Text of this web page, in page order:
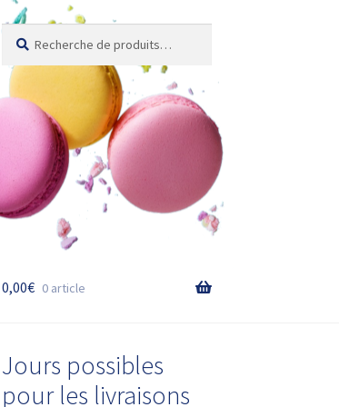
Recherche
pour :
Recherche
0,00€ 0 article
Jours possibles
pour les livraisons